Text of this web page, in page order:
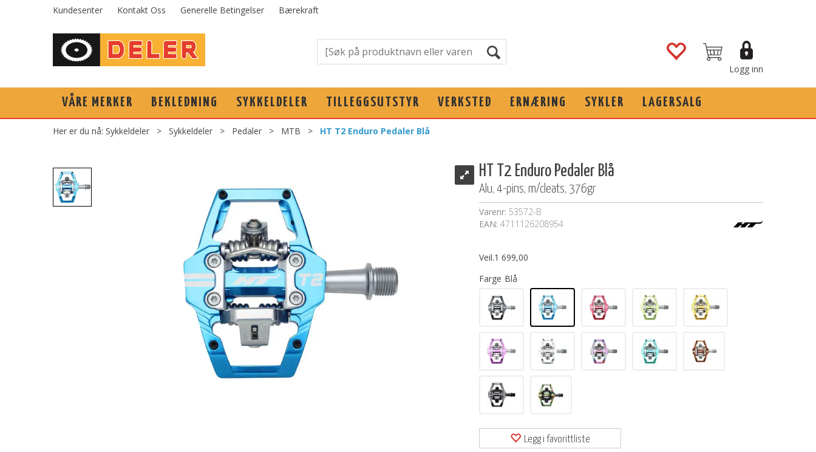
Kundesenter Kontakt Oss Generelle Betingelser Bærekraft
Logg inn
VÅRE MERKER BEKLEDNING SYKKELDELER TILLEGGSUTSTYR VERKSTED ERNÆRING SYKLER LAGERSALG
Her er du nå: Sykkeldeler > Sykkeldeler > Pedaler > MTB > HT T2 Enduro Pedaler Blå
HT T2 Enduro Pedaler Blå
Alu, 4-pins, m/cleats, 376gr
Varenr: 53572-B
EAN: 4711126208954
Veil.1 699,00
Farge Blå
Legg i favorittliste